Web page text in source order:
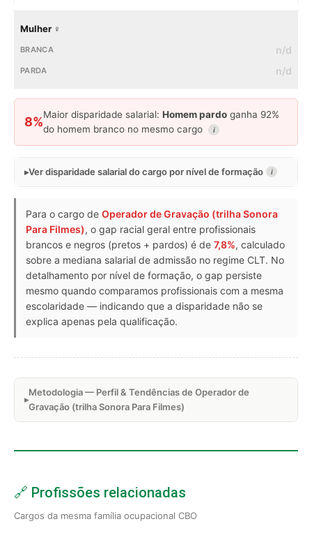
Mulher ♀
n/d
n/d
8%
Maior disparidade salarial: Homem pardo ganha 92%
do homem branco no mesmo cargo
i
Ver disparidade salarial do cargo por nível de formação i
Para o cargo de Operador de Gravação (trilha Sonora
Para Filmes), o gap racial geral entre profissionais
brancos e negros (pretos + pardos) é de 7,8%, calculado
sobre a mediana salarial de admissão no regime CLT. No
detalhamento por nível de formação, o gap persiste
mesmo quando comparamos profissionais com a mesma
escolaridade — indicando que a disparidade não se
explica apenas pela qualificação.
Metodologia — Perfil & Tendências de Operador de
Gravação (trilha Sonora Para Filmes)
🔗 Profissões relacionadas
Cargos da mesma família ocupacional CBO